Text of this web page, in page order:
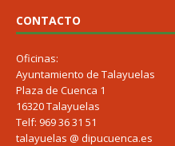
CONTACTO
Oficinas:
Ayuntamiento de Talayuelas
Plaza de Cuenca 1
16320 Talayuelas
Telf: 969 36 31 51
talayuelas @ dipucuenca.es